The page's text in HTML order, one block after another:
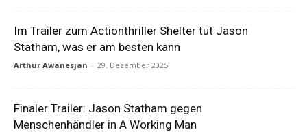
Im Trailer zum Actionthriller Shelter tut Jason
Statham, was er am besten kann
Arthur Awanesjan - 29. Dezember 2025
Finaler Trailer: Jason Statham gegen
Menschenhändler in A Working Man